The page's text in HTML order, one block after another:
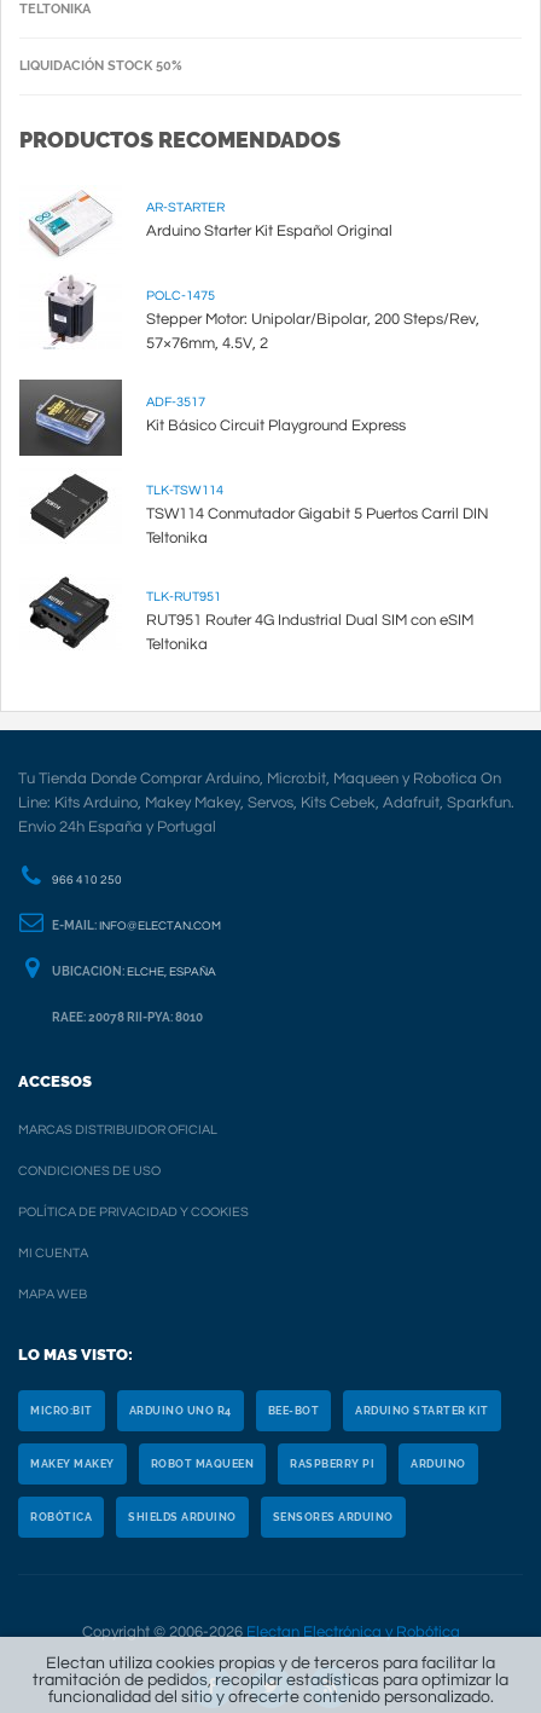
TELTONIKA
LIQUIDACIÓN STOCK 50%
PRODUCTOS RECOMENDADOS
AR-STARTER
Arduino Starter Kit Español Original
POLC-1475
Stepper Motor: Unipolar/Bipolar, 200 Steps/Rev,
57×76mm, 4.5V, 2
ADF-3517
Kit Básico Circuit Playground Express
TLK-TSW114
TSW114 Conmutador Gigabit 5 Puertos Carril DIN
Teltonika
TLK-RUT951
RUT951 Router 4G Industrial Dual SIM con eSIM
Teltonika
Tu Tienda Donde Comprar Arduino, Micro:bit, Maqueen y Robotica On
Line: Kits Arduino, Makey Makey, Servos, Kits Cebek, Adafruit, Sparkfun.
Envio 24h España y Portugal
966 410 250
E-MAIL: INFO@ELECTAN.COM
UBICACION: ELCHE, ESPAÑA
RAEE: 20078 RII-PYA: 8010
ACCESOS
MARCAS DISTRIBUIDOR OFICIAL
CONDICIONES DE USO
POLÍTICA DE PRIVACIDAD Y COOKIES
MI CUENTA
MAPA WEB
LO MAS VISTO:
MICRO:BIT ARDUINO UNO R4 BEE-BOT ARDUINO STARTER KIT
MAKEY MAKEY ROBOT MAQUEEN RASPBERRY PI ARDUINO
ROBÓTICA SHIELDS ARDUINO SENSORES ARDUINO
Copyright © 2006-2026 Electan Electrónica y Robótica
Electan utiliza cookies propias y de terceros para facilitar la
tramitación de pedidos, recopilar estadísticas para optimizar la
funcionalidad del sitio y ofrecerte contenido personalizado.